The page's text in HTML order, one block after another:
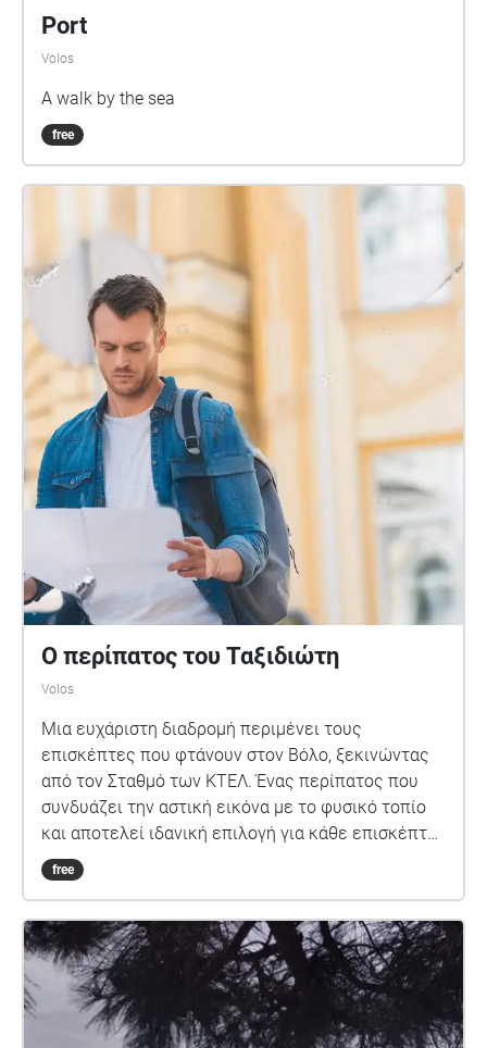
Port
Volos
A walk by the sea
free
Ο περίπατος του Ταξιδιώτη
Volos
Μια ευχάριστη διαδρομή περιμένει τους
επισκέπτες που φτάνουν στον Βόλο, ξεκινώντας
από τον Σταθμό των ΚΤΕΛ. Ένας περίπατος που
συνδυάζει την αστική εικόνα με το φυσικό τοπίο
και αποτελεί ιδανική επιλογή για κάθε επισκέπτη
που θέλει να γνωρίσει τον Βόλο με τα πόδια.
Ακολουθώντας την παραλιακή διαδρομή, ο
του Αγίου Κωνσταντίνου, προσφέροντας στιγμές
χαλάρωσης μέσα στο πράσινο. Η πορεία καταλήγει
στον Άναυρο, έναν όμορφο παραθαλάσσιο χώρο με
πάρκο, γλυπτά και άμεση επαφή με τη θάλασσα.
free